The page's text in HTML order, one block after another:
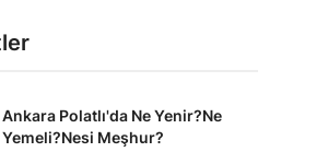
Ankara Polatlı'da Ne Yenir?Ne
Yemeli?Nesi Meşhur?